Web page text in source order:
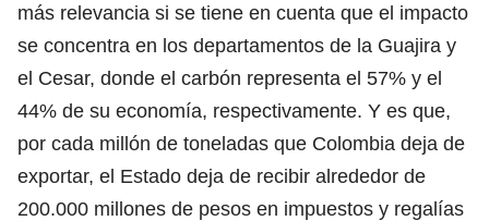
más relevancia si se tiene en cuenta que el impacto
se concentra en los departamentos de la Guajira y
el Cesar, donde el carbón representa el 57% y el
44% de su economía, respectivamente. Y es que,
por cada millón de toneladas que Colombia deja de
exportar, el Estado deja de recibir alrededor de
200.000 millones de pesos en impuestos y regalías